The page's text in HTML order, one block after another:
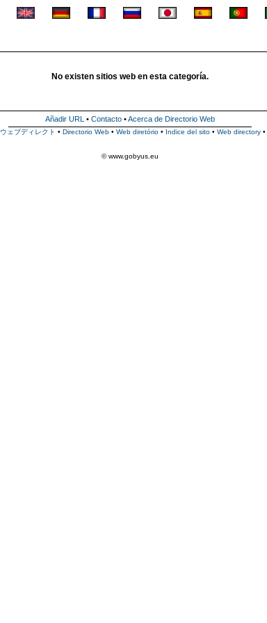
No existen sitios web en esta categoría.
Añadir URL • Contacto •Acerca de Directorio Web
ウェブディレクト • Directorio Web • Web diretório • Indice del sito • Web directory •
© www.gobyus.eu